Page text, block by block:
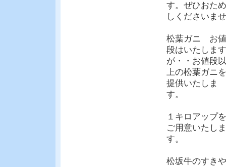
す。ぜひおため
しくださいませ
松葉ガニ お値
段はいたします
が・・お値段以
上の松葉ガニを
提供いたしま
す。
１キロアップを
ご用意いたしま
す。
松坂牛のすきや